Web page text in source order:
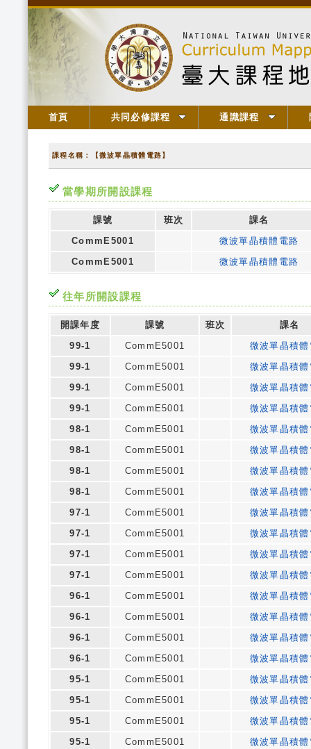
首頁 共同必修課程 通識課程
課程名稱：【微波單晶積體電路】
當學期所開設課程
課號 班次
課名
CommE5001
微波單晶積體電路
CommE5001
微波單晶積體電路
往年所開設課程
開課年度 課號 班次
課名
99-1
CommE5001
微波單晶積
99-1
CommE5001
微波單晶積
99-1
CommE5001
微波單晶積
99-1
CommE5001
微波單晶積
98-1
CommE5001
微波單晶積
98-1
CommE5001
微波單晶積
98-1
CommE5001
微波單晶積
98-1
CommE5001
微波單晶積
97-1
CommE5001
微波單晶積
97-1
CommE5001
微波單晶積
97-1
CommE5001
微波單晶積
97-1
CommE5001
微波單晶積
96-1
CommE5001
微波單晶積
96-1
CommE5001
微波單晶積
96-1
CommE5001
微波單晶積
96-1
CommE5001
微波單晶積
95-1
CommE5001
微波單晶積
95-1
CommE5001
微波單晶積
95-1
CommE5001
微波單晶積
95-1
CommE5001
微波單晶積